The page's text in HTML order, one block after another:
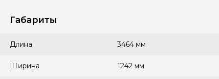
Габариты
Длина 3464 мм
Ширина 1242 мм